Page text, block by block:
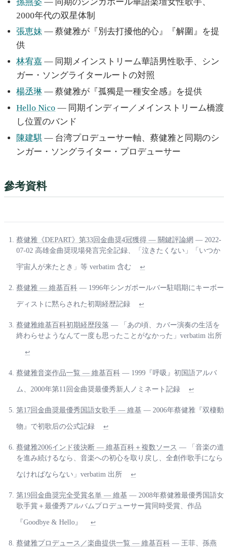
2000年代の双星体制
張恵妹 — 蔡健雅が『別去打擾他的心』『解圍』を提
供
林宥嘉 — 同期メインストリーム華語男性歌手、シン
ガー・ソングライタールートの対照
楊丞琳 — 蔡健雅が『孤獨是一種安全感』を提供
Hello Nico — 同期インディー／メインストリーム橋渡
し位置のバンド
陳建騏 — 台湾プロデューサー軸、蔡健雅と同期のシ
ンガー・ソングライター・プロデューサー
參考資料
蔡健雅《DEPART》第33回金曲奨4冠獲得 — 關鍵評論網 — 2022-
07-02 高雄金曲奨現場発言完全記録、「泣きたくない」「いつか
宇宙人が来たとき」等 verbatim 含む ↩
蔡健雅 — 維基百科 — 1996年シンガポールバー駐唱期にキーボー
ディストに黙らされた初期経歴記録 ↩
蔡健雅維基百科初期経歴段落 — 「あの頃、カバー演奏の生活を
終わらせようなんて一度も思ったことがなかった」verbatim 出所
↩
蔡健雅音楽作品一覧 — 維基百科 — 1999『呼吸』初国語アルバ
ム、2000年第11回金曲奨最優秀新人ノミネート記録 ↩
第17回金曲奨最優秀国語女歌手 — 維基 — 2006年蔡健雅『双棲動
物』で初歌后の公式記録 ↩
蔡健雅2006インド後決断 — 維基百科＋複数ソース — 「音楽の道
を進み続けるなら、音楽への初心を取り戻し、全創作歌手になら
なければならない」verbatim 出所 ↩
第19回金曲奨完全受賞名単 — 維基 — 2008年蔡健雅最優秀国語女
歌手賞＋最優秀アルバムプロデューサー賞同時受賞、作品
『Goodbye & Hello』 ↩
蔡健雅プロデュース／楽曲提供一覧 — 維基百科 — 王菲、孫燕